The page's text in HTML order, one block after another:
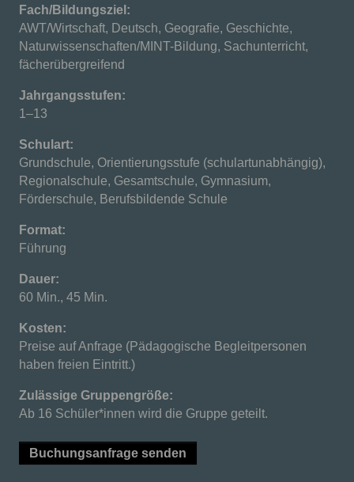
Fach/Bildungsziel:
AWT/Wirtschaft, Deutsch, Geografie, Geschichte,
Naturwissenschaften/MINT-Bildung, Sachunterricht,
fächerübergreifend
Jahrgangsstufen:
1–13
Schulart:
Grundschule, Orientierungsstufe (schulartunabhängig),
Regionalschule, Gesamtschule, Gymnasium,
Förderschule, Berufsbildende Schule
Format:
Führung
Dauer:
60 Min., 45 Min.
Kosten:
Preise auf Anfrage (Pädagogische Begleitpersonen
haben freien Eintritt.)
Zulässige Gruppengröße:
Ab 16 Schüler*innen wird die Gruppe geteilt.
Buchungsanfrage senden